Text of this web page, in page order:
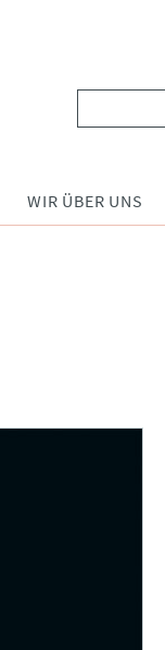
WIR ÜBER UNS